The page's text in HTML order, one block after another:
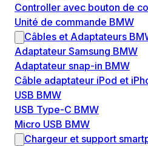
Controller avec bouton de
Unité de commande BMW
Câbles et Adaptateurs
Adaptateur Samsung BMW
Adaptateur snap-in BMW
Câble adaptateur iPod et
USB BMW
USB Type-C BMW
Micro USB BMW
Chargeur et support